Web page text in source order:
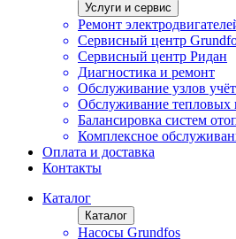
Услуги и сервис
Ремонт
Сервисный центр
Сервисный центр Ридан
Диагностика и ремонт
Обслуживание узлов
Обслуживание тепловых
Балансировка систем
Комплексное
Оплата и доставка
Контакты
Каталог
Каталог
Насосы Grundfos